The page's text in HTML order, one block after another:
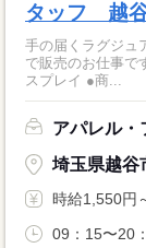
タッフ 越
手の届くラグジュ
で販売のお仕事です！ 【具体的には・・・】 ●接客販売
スプレイ ●商...
アパレル・
埼玉県越谷
時給1,550円
09：15〜20